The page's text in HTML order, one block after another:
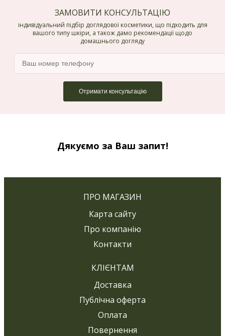
ЗАМОВИТИ КОНСУЛЬТАЦІЮ
індивідуальний підбір доглядової косметики, що підходить для
вашого типу шкіри, а також дамо рекомендації щодо
домашнього догляду
Дякуємо за Ваш запит!
ПРО МАГАЗИН
Карта сайту
Про компанію
Контакти
КЛІЄНТАМ
Доставка
Публічна оферта
Оплата
Повернення